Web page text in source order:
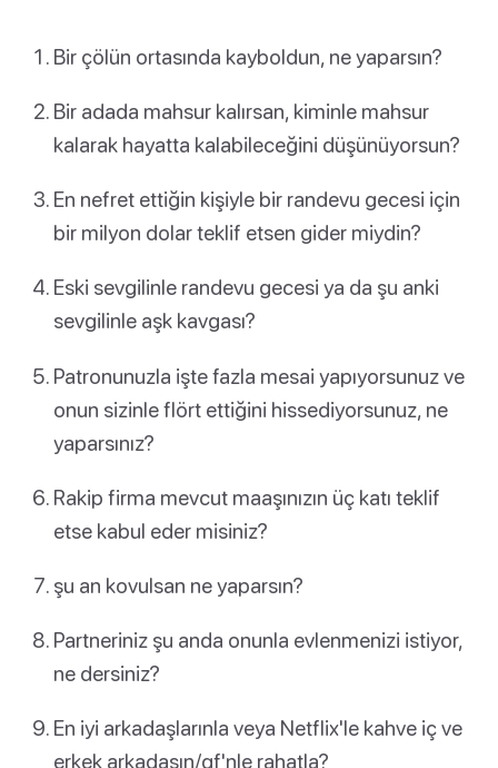
Bir çölün ortasında kayboldun, ne yaparsın?
Bir adada mahsur kalırsan, kiminle mahsur
kalarak hayatta kalabileceğini düşünüyorsun?
En nefret ettiğin kişiyle bir randevu gecesi için
bir milyon dolar teklif etsen gider miydin?
Eski sevgilinle randevu gecesi ya da şu anki
sevgilinle aşk kavgası?
Patronunuzla işte fazla mesai yapıyorsunuz ve
onun sizinle flört ettiğini hissediyorsunuz, ne
yaparsınız?
Rakip firma mevcut maaşınızın üç katı teklif
etse kabul eder misiniz?
şu an kovulsan ne yaparsın?
Partneriniz şu anda onunla evlenmenizi istiyor,
ne dersiniz?
En iyi arkadaşlarınla veya Netflix'le kahve iç ve
erkek arkadaşın/gf'nle rahatla?